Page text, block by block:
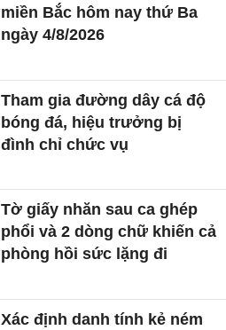
miền Bắc hôm nay thứ Ba
ngày 4/8/2026
Tham gia đường dây cá độ
bóng đá, hiệu trưởng bị
đình chỉ chức vụ
Tờ giấy nhăn sau ca ghép
phổi và 2 dòng chữ khiến cả
phòng hồi sức lặng đi
Xác định danh tính kẻ ném